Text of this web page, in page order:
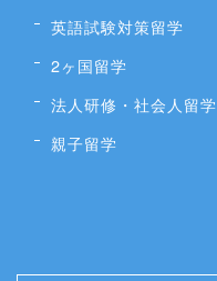
英語試験対策留学
2ヶ国留学
法人研修・社会人留学
親子留学